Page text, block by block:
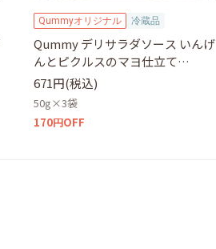
Qummyオリジナル 冷蔵品
Qummy デリサラダソース いんげ
んとピクルスのマヨ仕立て
50g×3袋
671円(税込)
50g×3袋
170円OFF